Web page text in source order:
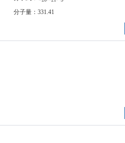
分子量：331.41